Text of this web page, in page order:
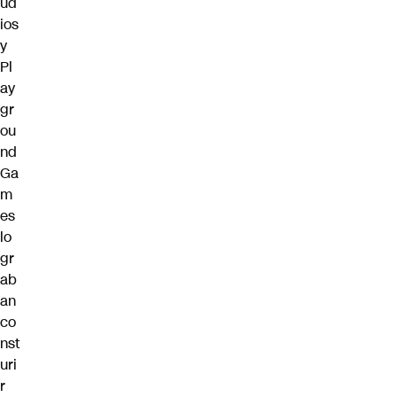
ios
y
Pl
ay
gr
ou
nd
Ga
m
es
lo
gr
ab
an
co
nst
uri
r